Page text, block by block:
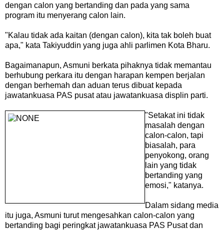
dengan calon yang bertanding dan pada yang sama
program itu menyerang calon lain.
"Kalau tidak ada kaitan (dengan calon), kita tak boleh buat
apa," kata Takiyuddin yang juga ahli parlimen Kota Bharu.
Bagaimanapun, Asmuni berkata pihaknya tidak memantau
berhubung perkara itu dengan harapan kempen berjalan
dengan berhemah dan aduan terus dibuat kepada
jawatankuasa PAS pusat atau jawatankuasa displin parti.
"Setakat ini tidak
masalah dengan
calon-calon, tapi
biasalah, para
penyokong, orang
lain yang tidak
bertanding yang
emosi," katanya.
Dalam sidang media
itu juga, Asmuni turut mengesahkan calon-calon yang
bertanding bagi peringkat jawatankuasa PAS Pusat dan